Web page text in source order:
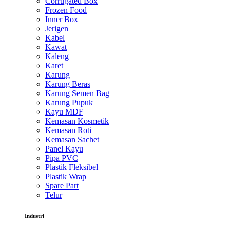
Frozen Food
Inner Box
Jerigen
Kabel
Kawat
Kaleng
Karet
Karung
Karung Beras
Karung Semen Bag
Karung Pupuk
Kayu MDF
Kemasan Kosmetik
Kemasan Roti
Kemasan Sachet
Panel Kayu
Pipa PVC
Plastik Fleksibel
Plastik Wrap
Spare Part
Telur
Industri